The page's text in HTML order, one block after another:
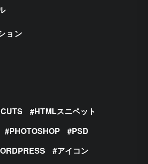
ョン
HTMLスニペット
PHOTOSHOP
PSD
アイコン